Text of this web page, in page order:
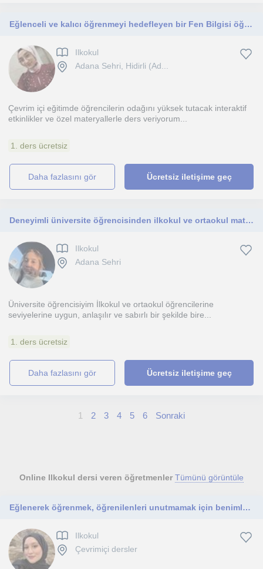
Eğlenceli ve kalıcı öğrenmeyi hedefleyen bir Fen Bilgisi öğretmeniyim.
Ilkokul
Adana Sehri, Hidirli (Ad...
Çevrim içi eğitimde öğrencilerin odağını yüksek tutacak interaktif
etkinlikler ve özel materyallerle ders veriyorum...
1. ders ücretsiz
daha fazlasını gör Ücretsiz iletişime geç
Deneyimli üniversite öğrencisinden ilkokul ve ortaokul matematik özel dersi
Ilkokul
Adana Sehri
Üniversite öğrencisiyim İlkokul ve ortaokul öğrencilerine
seviyelerine uygun, anlaşılır ve sabırlı bir şekilde bire...
1. ders ücretsiz
daha fazlasını gör Ücretsiz iletişime geç
1 2 3 4 5 6 Sonraki
Online Ilkokul dersi veren öğretmenler Tümünü görüntüle
Eğlenerek öğrenmek, öğrenilenleri unutmamak için benimle iletişime geçin🌷
Ilkokul
Çevrimiçi dersler